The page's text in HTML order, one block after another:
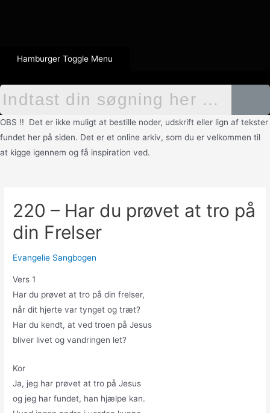
Hamburger Toggle Menu
OBS !! Det er ikke muligt at bestille noder, udskrift eller lign af tekster
fundet her på siden. Det er et online arkiv, som du er velkommen til
at kigge igennem og få inspiration ved.
220 – Har du prøvet at tro på
din Frelser
Evangelie Sangbogen
Vers 1
Har du prøvet at tro på din frelser,
når dit hjerte var tynget og træt?
Har du kendt, at ved troen på Jesus
bliver livet og vandringen let?
Kor
Ja, jeg har prøvet at tro på Jesus
og jeg har fundet, han hjælpe kan.